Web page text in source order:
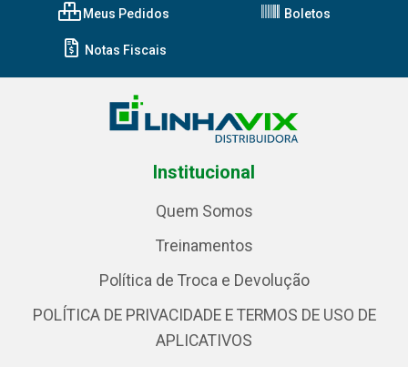
Meus Pedidos Boletos
Notas Fiscais
Institucional
Quem Somos
Treinamentos
Política de Troca e Devolução
POLÍTICA DE PRIVACIDADE E TERMOS DE USO DE
APLICATIVOS